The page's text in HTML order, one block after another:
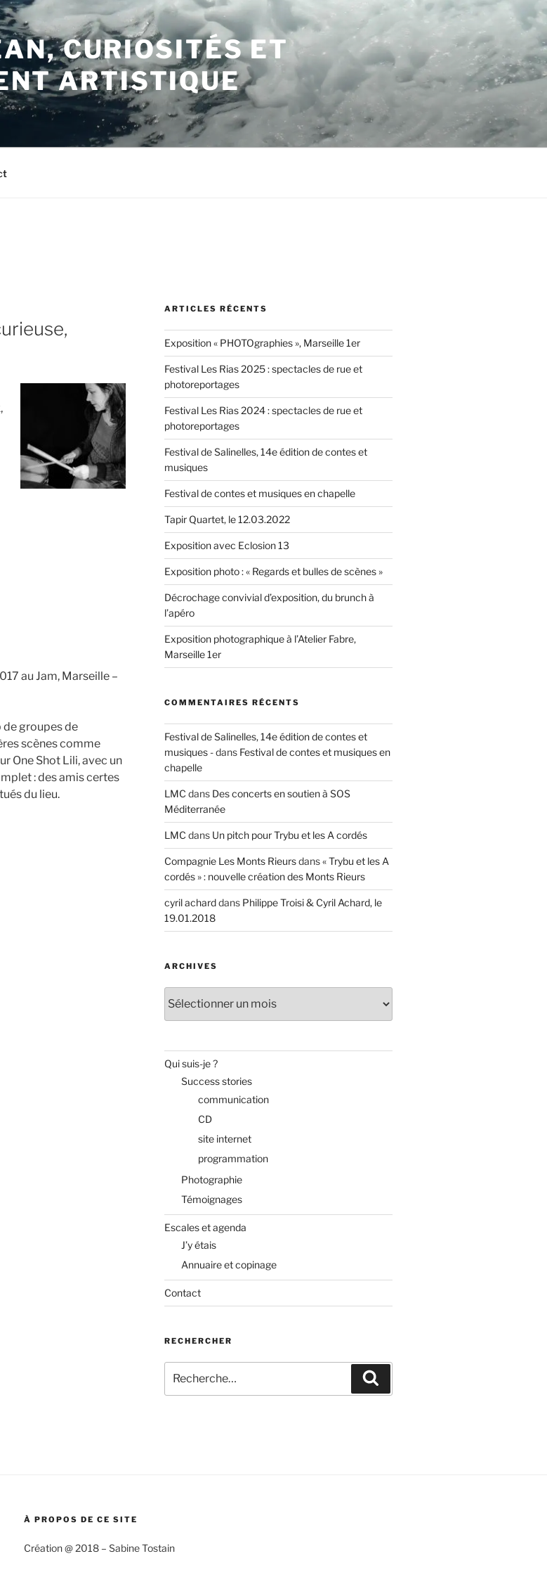
CURIOSITÉS ET
ARTISTIQUE
au Jam, Marseille –
de groupes de
scènes comme
One Shot Lili, avec un
: des amis certes
du lieu.
ARTICLES RÉCENTS
Exposition « PHOTOgraphies », Marseille 1er
Festival Les Rias 2025 : spectacles de rue et
photoreportages
Festival Les Rias 2024 : spectacles de rue et
photoreportages
Festival de Salinelles, 14e édition de contes et
musiques
Festival de contes et musiques en chapelle
Tapir Quartet, le 12.03.2022
Exposition avec Eclosion 13
Exposition photo : « Regards et bulles de scènes »
Décrochage convivial d’exposition, du brunch à
l’apéro
Exposition photographique à l’Atelier Fabre,
Marseille 1er
COMMENTAIRES RÉCENTS
Festival de Salinelles, 14e édition de contes et
musiques -dans Festival de contes et musiques en
chapelle
LMC dans Des concerts en soutien à SOS
Méditerranée
LMC dans Un pitch pour Trybu et les A cordés
Compagnie Les Monts Rieursdans« Trybu et les A
cordés » : nouvelle création des Monts Rieurs
cyril acharddans Philippe Troisi & Cyril Achard, le
19.01.2018
ARCHIVES
Qui suis-je ?
Success stories
communication
CD
site internet
programmation
Photographie
Témoignages
Escales et agenda
J’y étais
Annuaire et copinage
Contact
RECHERCHER
pour
:
À PROPOS DE CE SITE
Création @ 2018 – Sabine Tostain